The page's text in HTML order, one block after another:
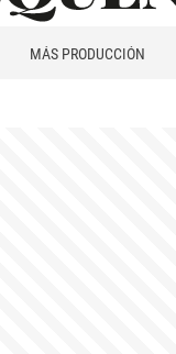
MÁS PRODUCCIÓN